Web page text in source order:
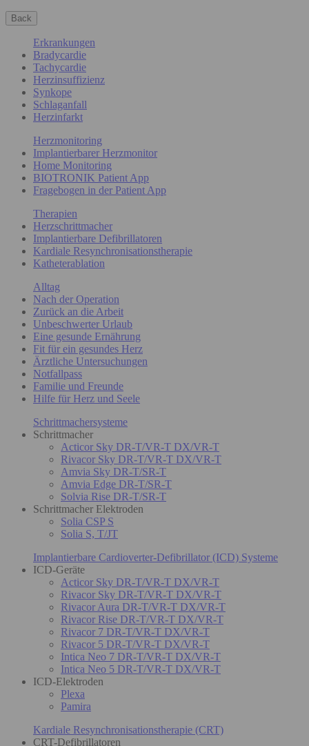
Back
Erkrankungen
Bradycardie
Tachycardie
Herzinsuffizienz
Synkope
Schlaganfall
Herzinfarkt
Herzmonitoring
Implantierbarer Herzmonitor
Home Monitoring
BIOTRONIK Patient App
Fragebogen in der Patient App
Therapien
Herzschrittmacher
Implantierbare Defibrillatoren
Kardiale Resynchronisationstherapie
Katheterablation
Alltag
Nach der Operation
Zurück an die Arbeit
Unbeschwerter Urlaub
Eine gesunde Ernährung
Fit für ein gesundes Herz
Ärztliche Untersuchungen
Notfallpass
Familie und Freunde
Hilfe für Herz und Seele
Schrittmachersysteme
Schrittmacher
Acticor Sky DR-T/VR-T DX/VR-T
Rivacor Sky DR-T/VR-T DX/VR-T
Amvia Sky DR-T/SR-T
Amvia Edge DR-T/SR-T
Solvia Rise DR-T/SR-T
Schrittmacher Elektroden
Solia CSP S
Solia S, T/JT
Implantierbare Cardioverter-Defibrillator (ICD) Systeme
ICD-Geräte
Acticor Sky DR-T/VR-T DX/VR-T
Rivacor Sky DR-T/VR-T DX/VR-T
Rivacor Aura DR-T/VR-T DX/VR-T
Rivacor Rise DR-T/VR-T DX/VR-T
Rivacor 7 DR-T/VR-T DX/VR-T
Rivacor 5 DR-T/VR-T DX/VR-T
Intica Neo 7 DR-T/VR-T DX/VR-T
Intica Neo 5 DR-T/VR-T DX/VR-T
ICD-Elektroden
Plexa
Pamira
Kardiale Resynchronisationstherapie (CRT)
CRT-Defibrillatoren